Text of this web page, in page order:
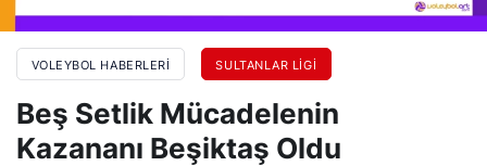
VOLEYBOL HABERLERI SULTANLAR LIGI
Beş Setlik Mücadelenin
Kazananı Beşiktaş Oldu